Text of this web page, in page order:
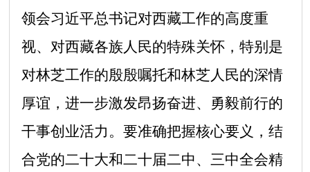
领会习近平总书记对西藏工作的高度重
视、对西藏各族人民的特殊关怀，特别是
对林芝工作的殷殷嘱托和林芝人民的深情
厚谊，进一步激发昂扬奋进、勇毅前行的
干事创业活力。要准确把握核心要义，结
合党的二十大和二十届二中、三中全会精